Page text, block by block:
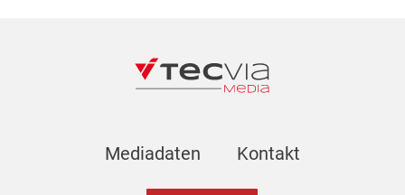
Mediadaten Kontakt